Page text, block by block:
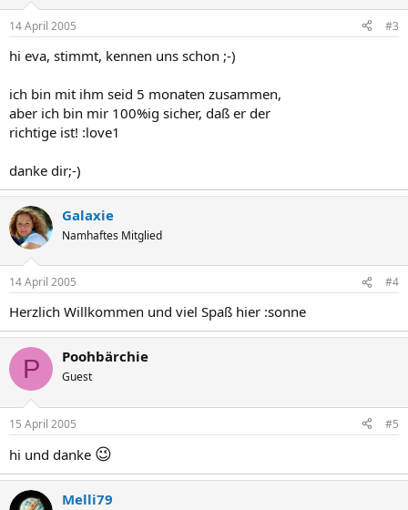
14 April 2005 #3
hi eva, stimmt, kennen uns schon ;-)
ich bin mit ihm seid 5 monaten zusammen,
aber ich bin mir 100%ig sicher, daß er der
richtige ist! :love1
danke dir;-)
Galaxie
Namhaftes Mitglied
14 April 2005 #4
Herzlich Willkommen und viel Spaß hier :sonne
P Poohbärchie
Guest
15 April 2005 #5
hi und danke 😉
Melli79